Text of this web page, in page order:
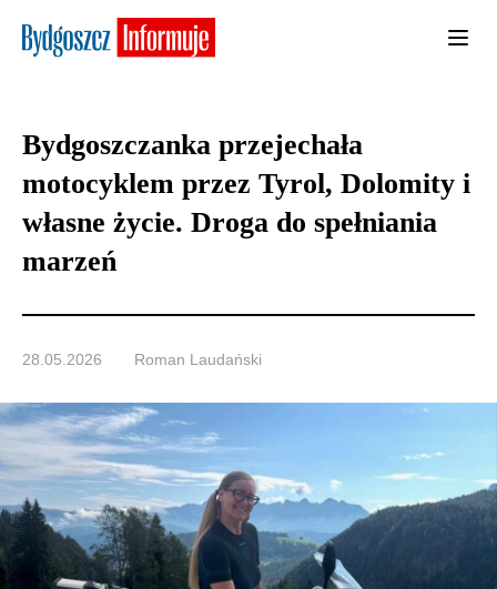
Bydgoszczanka przejechała
motocyklem przez Tyrol, Dolomity i
własne życie. Droga do spełniania
marzeń
28.05.2026 Roman Laudański